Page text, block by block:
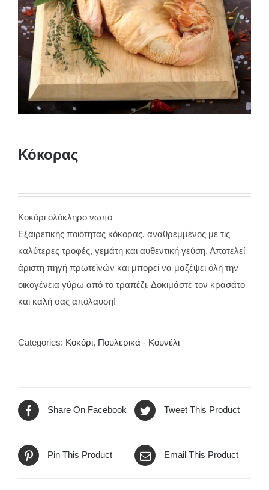
Κόκορας
Κοκόρι ολόκληρο νωπό
Εξαιρετικής ποιότητας κόκορας, αναθρεμμένος με τις
καλύτερες τροφές, γεμάτη και αυθεντική γεύση. Αποτελεί
άριστη πηγή πρωτεϊνών και μπορεί να μαζέψει όλη την
οικογένεια γύρω από το τραπέζι. Δοκιμάστε τον κρασάτο
και καλή σας απόλαυση!
Categories: Κοκόρι, Πουλερικά - Κουνέλι
Share On Facebook Tweet This Product
Pin This Product Email This Product